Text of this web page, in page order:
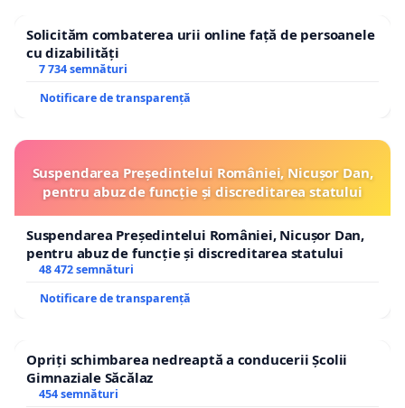
Solicităm combaterea urii online față de persoanele
cu dizabilități
7 734 semnături
Notificare de transparență
Suspendarea Președintelui României, Nicușor Dan,
pentru abuz de funcție și discreditarea statului
Suspendarea Președintelui României, Nicușor Dan,
pentru abuz de funcție și discreditarea statului
48 472 semnături
Notificare de transparență
Opriți schimbarea nedreaptă a conducerii Școlii
Gimnaziale Săcălaz
454 semnături